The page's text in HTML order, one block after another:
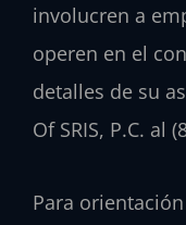
involucren a
operen en el
detalles de su
Of SRIS, P.C. al
Para